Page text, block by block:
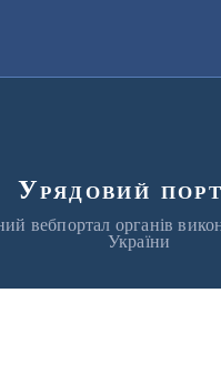
Урядовий
вебпортал органів
України